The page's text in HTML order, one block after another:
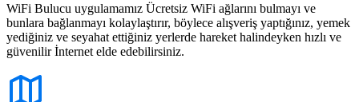
WiFi Bulucu uygulamamız Ücretsiz WiFi ağlarını bulmayı ve
bunlara bağlanmayı kolaylaştırır, böylece alışveriş yaptığınız, yemek
yediğiniz ve seyahat ettiğiniz yerlerde hareket halindeyken hızlı ve
güvenilir İnternet elde edebilirsiniz.